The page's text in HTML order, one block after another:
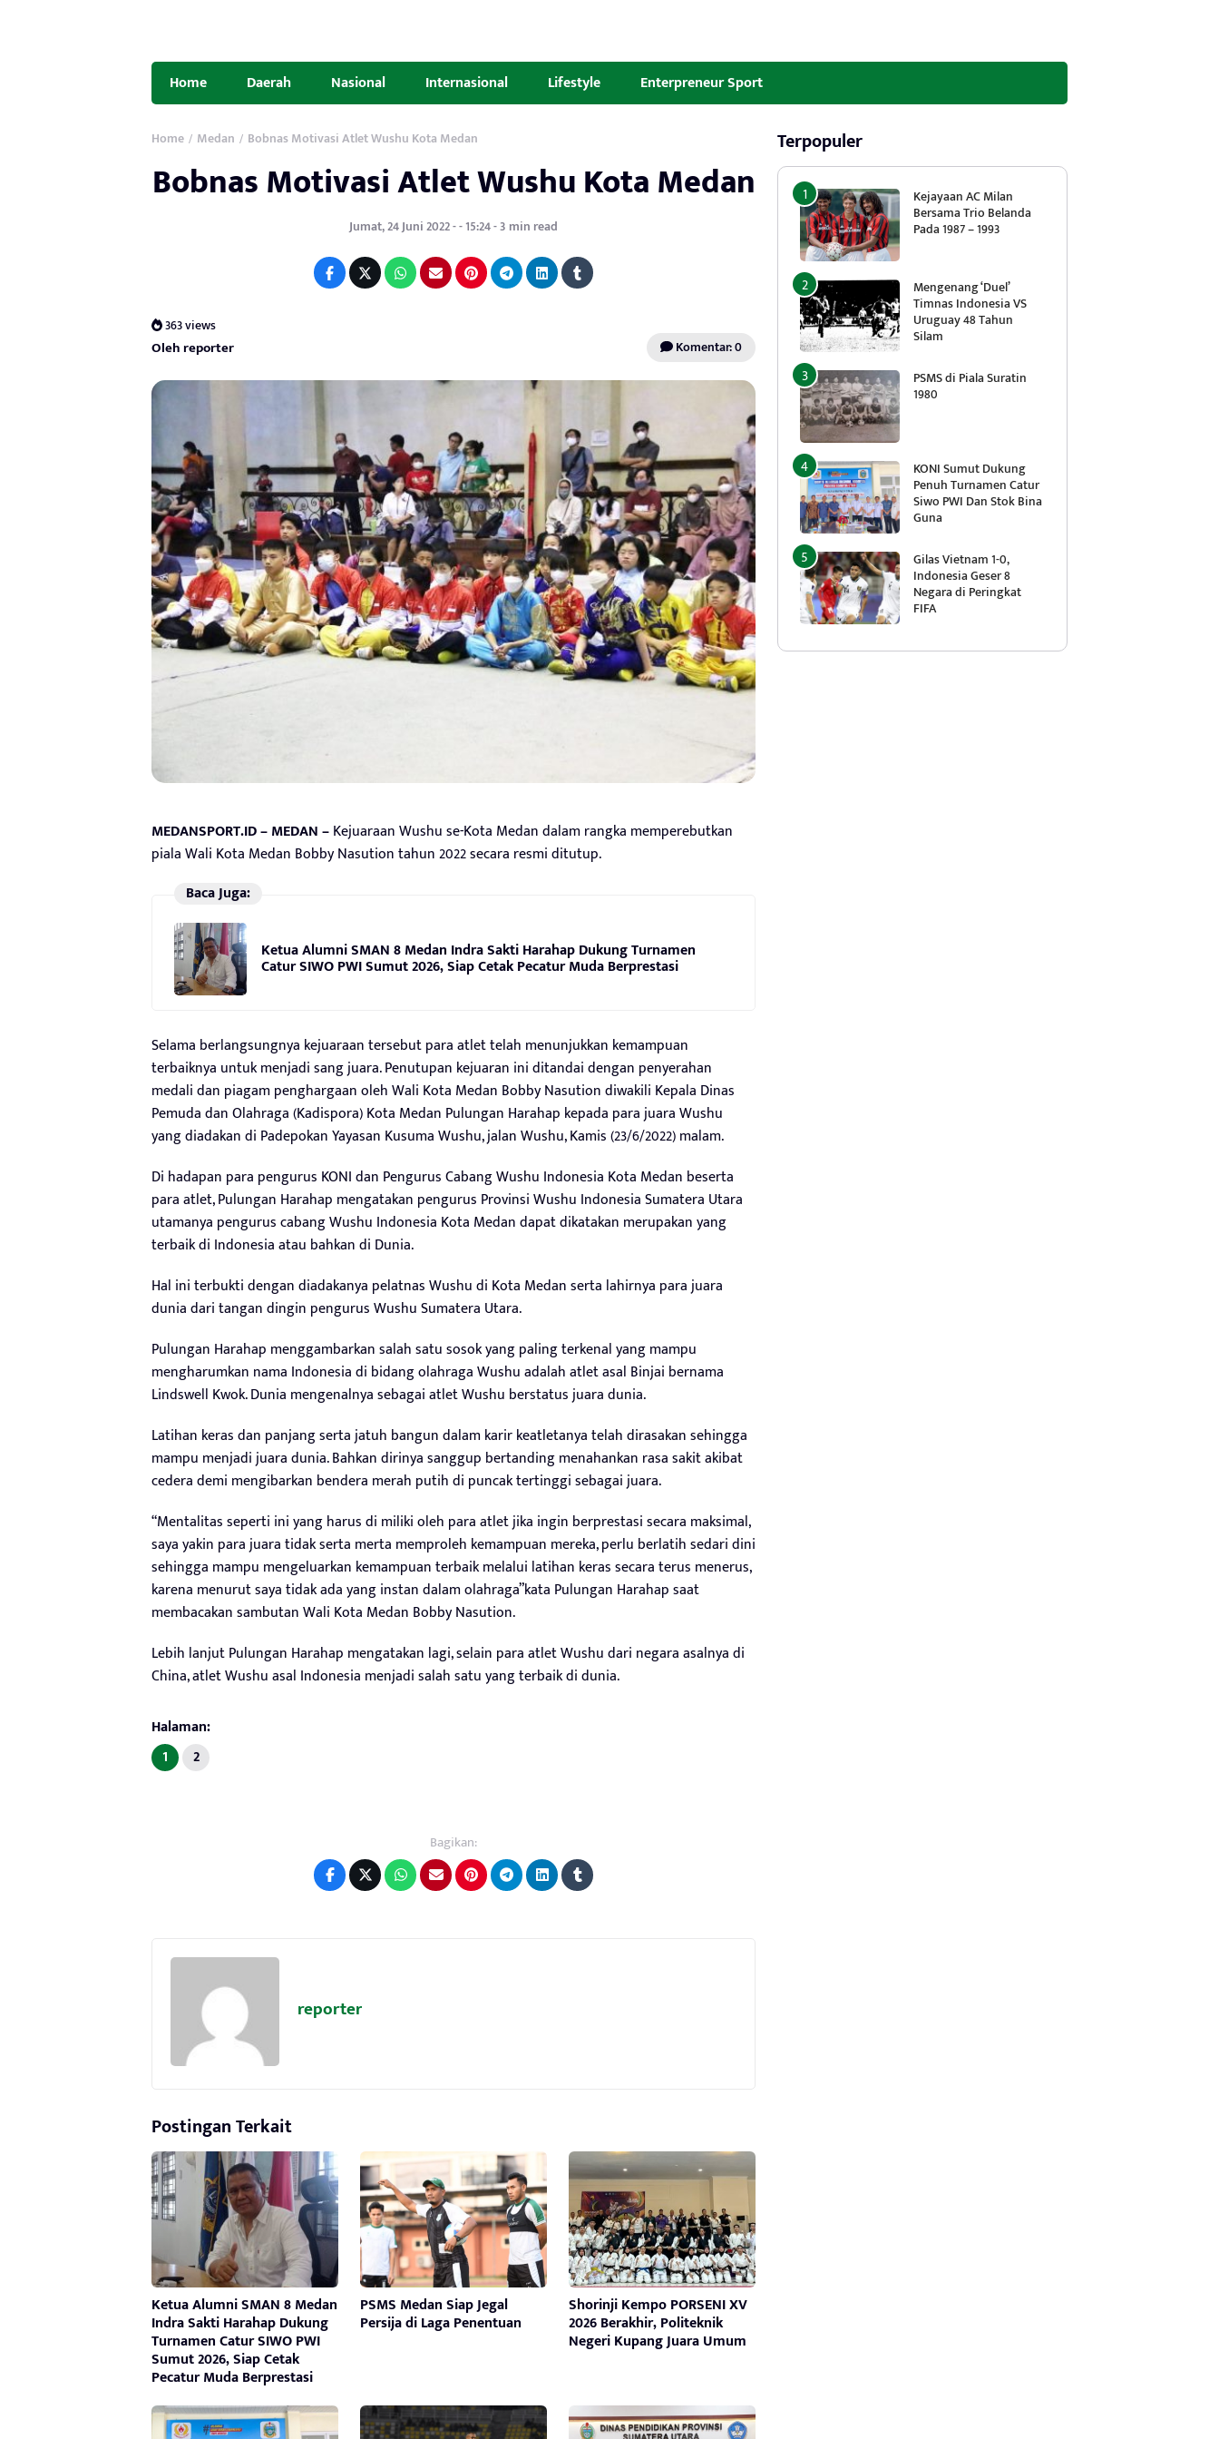
Home Daerah Nasional Internasional Lifestyle Enterpreneur Sport
Home / Medan / Bobnas Motivasi Atlet Wushu Kota Medan
Bobnas Motivasi Atlet Wushu Kota Medan
Jumat, 24 Juni 2022 - - 15:24 - 3 min read
363 views
Oleh reporter Komentar: 0
MEDANSPORT.ID – MEDAN –Kejuaraan Wushu se-Kota Medan dalam rangka memperebutkan
piala Wali Kota Medan Bobby Nasution tahun 2022 secara resmi ditutup.
Baca Juga:
Ketua Alumni SMAN 8 Medan Indra Sakti Harahap Dukung Turnamen
Catur SIWO PWI Sumut 2026, Siap Cetak Pecatur Muda Berprestasi
Selama berlangsungnya kejuaraan tersebut para atlet telah menunjukkan kemampuan
terbaiknya untuk menjadi sang juara. Penutupan kejuaran ini ditandai dengan penyerahan
medali dan piagam penghargaan oleh Wali Kota Medan Bobby Nasution diwakili Kepala Dinas
Pemuda dan Olahraga (Kadispora) Kota Medan Pulungan Harahap kepada para juara Wushu
yang diadakan di Padepokan Yayasan Kusuma Wushu, jalan Wushu, Kamis (23/6/2022) malam.
Di hadapan para pengurus KONI dan Pengurus Cabang Wushu Indonesia Kota Medan beserta
para atlet, Pulungan Harahap mengatakan pengurus Provinsi Wushu Indonesia Sumatera Utara
utamanya pengurus cabang Wushu Indonesia Kota Medan dapat dikatakan merupakan yang
terbaik di Indonesia atau bahkan di Dunia.
Hal ini terbukti dengan diadakanya pelatnas Wushu di Kota Medan serta lahirnya para juara
dunia dari tangan dingin pengurus Wushu Sumatera Utara.
Pulungan Harahap menggambarkan salah satu sosok yang paling terkenal yang mampu
mengharumkan nama Indonesia di bidang olahraga Wushu adalah atlet asal Binjai bernama
Lindswell Kwok. Dunia mengenalnya sebagai atlet Wushu berstatus juara dunia.
Latihan keras dan panjang serta jatuh bangun dalam karir keatletanya telah dirasakan sehingga
mampu menjadi juara dunia. Bahkan dirinya sanggup bertanding menahankan rasa sakit akibat
cedera demi mengibarkan bendera merah putih di puncak tertinggi sebagai juara.
“Mentalitas seperti ini yang harus di miliki oleh para atlet jika ingin berprestasi secara maksimal,
saya yakin para juara tidak serta merta memproleh kemampuan mereka, perlu berlatih sedari dini
sehingga mampu mengeluarkan kemampuan terbaik melalui latihan keras secara terus menerus,
karena menurut saya tidak ada yang instan dalam olahraga”kata Pulungan Harahap saat
membacakan sambutan Wali Kota Medan Bobby Nasution.
Lebih lanjut Pulungan Harahap mengatakan lagi, selain para atlet Wushu dari negara asalnya di
China, atlet Wushu asal Indonesia menjadi salah satu yang terbaik di dunia.
Halaman:
1 2
Bagikan:
reporter
Postingan Terkait
Ketua Alumni SMAN 8 Medan
Indra Sakti Harahap Dukung
Turnamen Catur SIWO PWI
Sumut 2026, Siap Cetak
Pecatur Muda Berprestasi
PSMS Medan Siap Jegal
Persija di Laga Penentuan
Shorinji Kempo PORSENI XV
2026 Berakhir, Politeknik
Negeri Kupang Juara Umum
Terpopuler
Kejayaan AC Milan
Bersama Trio Belanda
Pada 1987 – 1993
Mengenang ‘Duel’
Timnas Indonesia VS
Uruguay 48 Tahun
Silam
PSMS di Piala Suratin
1980
KONI Sumut Dukung
Penuh Turnamen Catur
Siwo PWI Dan Stok Bina
Guna
Gilas Vietnam 1-0,
Indonesia Geser 8
Negara di Peringkat
FIFA